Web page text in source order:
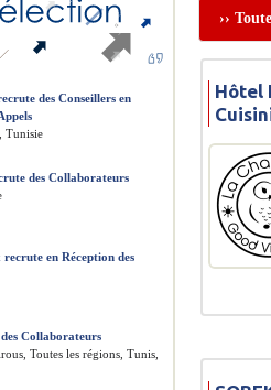
››
Hôtel
des Conseillers en
Tunisie
des Collaborateurs
en Réception des
Collaborateurs
Toutes les régions, Tunis,